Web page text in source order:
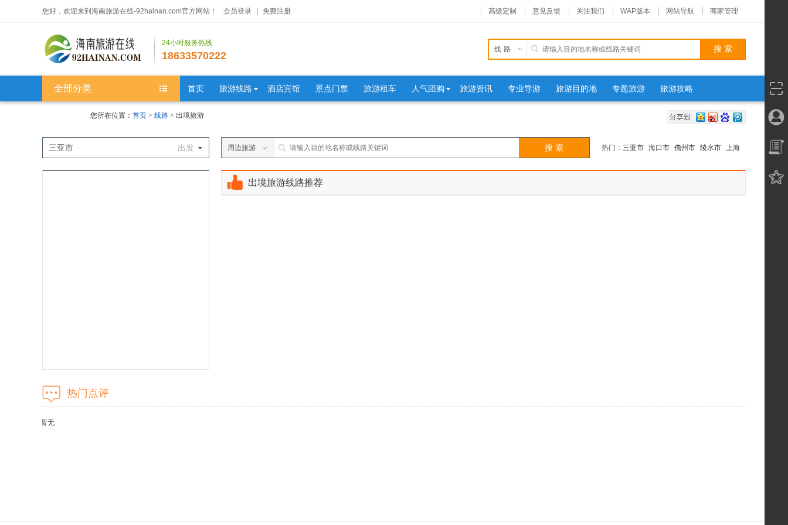
您好，欢迎来到海南旅游在线-92hainan.com官方网站！ 会员登录 免费注册 高级定制 意见反馈 关注我们 WAP版本 网站导航 商家管理
24小时服务热线
18633570222
线路
全部分类 首页 旅游线路 酒店宾馆 景点门票 旅游租车 人气团购 旅游资讯 专业导游 旅游目的地 专题旅游 旅游攻略
您所在位置： 首页 > 线路 > 出境旅游
出发
三亚市 周边旅游 热门： 三亚市 海口市 儋州市 陵水市 上海
天津 北京
出境旅游线路推荐
热门点评
暂无